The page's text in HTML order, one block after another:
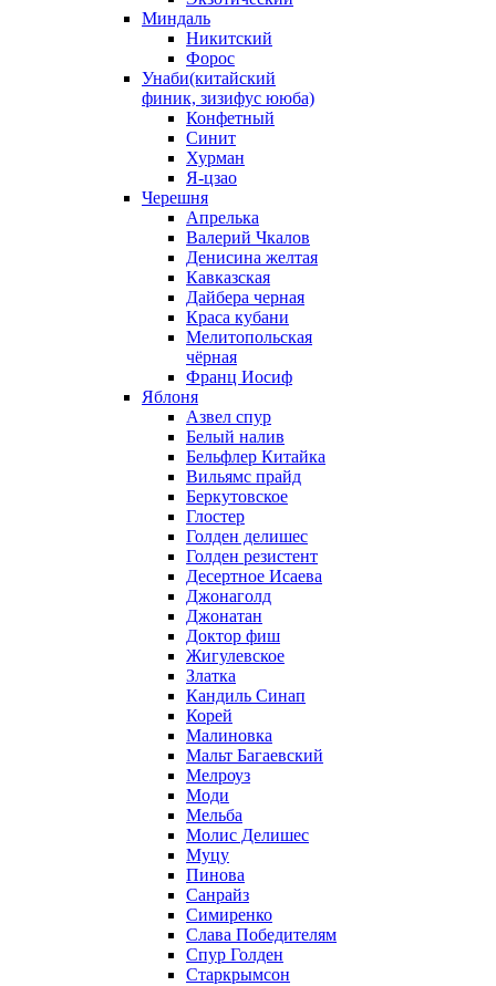
Миндаль
Никитский
Форос
Унаби(китайский
финик, зизифус ююба)
Конфетный
Синит
Хурман
Я-цзао
Черешня
Апрелька
Валерий Чкалов
Денисина желтая
Кавказская
Дайбера черная
Краса кубани
Мелитопольская
чёрная
Франц Иосиф
Яблоня
Азвел спур
Белый налив
Бельфлер Китайка
Вильямс прайд
Беркутовское
Глостер
Голден делишес
Голден резистент
Десертное Исаева
Джонаголд
Джонатан
Доктор фиш
Жигулевское
Златка
Кандиль Синап
Корей
Малиновка
Мальт Багаевский
Мелроуз
Моди
Мельба
Молис Делишес
Муцу
Пинова
Санрайз
Симиренко
Слава Победителям
Спур Голден
Старкрымсон